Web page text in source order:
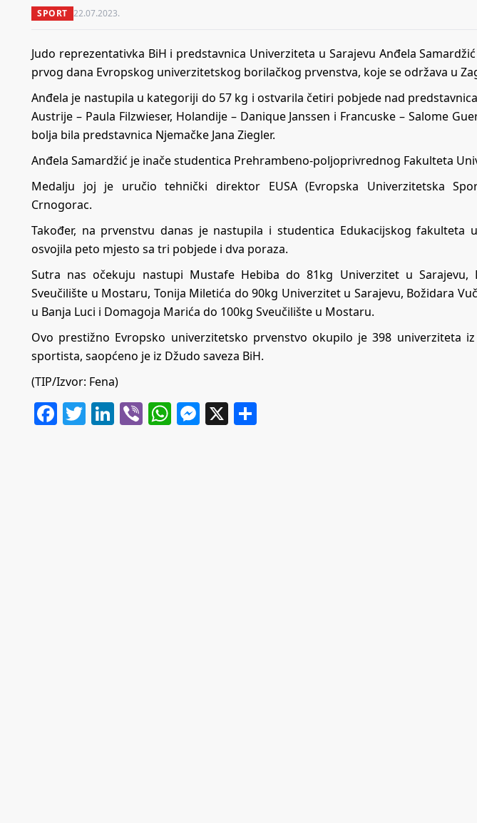
SPORT 22.07.2023.
Judo reprezentativka BiH i predstavnica Univerziteta u Sarajevu Anđela
prvog dana Evropskog univerzitetskog borilačkog prvenstva, koje se održava u
Anđela je nastupila u kategoriji do 57 kg i ostvarila četiri pobjede nad
Austrije – Paula Filzwieser, Holandije – Danique Janssen i Francuske – Salome
bolja bila predstavnica Njemačke Jana Ziegler.
Anđela Samardžić je inače studentica Prehrambeno-poljoprivrednog Fakulteta
Medalju joj je uručio tehnički direktor EUSA (Evropska Univerzitetska
Crnogorac.
Također, na prvenstvu danas je nastupila i studentica Edukacijskog fakulteta
osvojila peto mjesto sa tri pobjede i dva poraza.
Sutra nas očekuju nastupi Mustafe Hebiba do 81kg Univerzitet u Sarajevu,
Sveučilište u Mostaru, Tonija Miletića do 90kg Univerzitet u Sarajevu, Božidara
u Banja Luci i Domagoja Marića do 100kg Sveučilište u Mostaru.
Ovo prestižno Evropsko univerzitetsko prvenstvo okupilo je 398 univerziteta
sportista, saopćeno je iz Džudo saveza BiH.
(TIP/Izvor: Fena)
Facebook
Twitter
LinkedIn
ViberWhatsApp
Messenger
X